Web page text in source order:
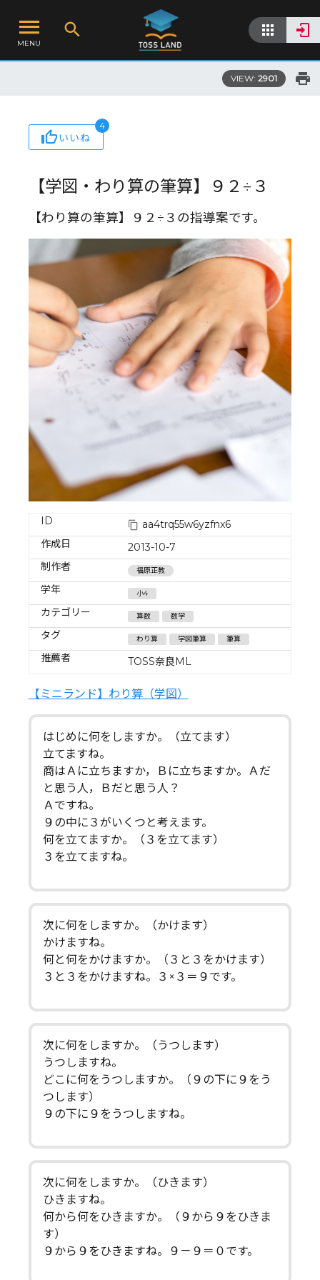
MENU
VIEW: 2901
いいね
4
【学図・わり算の筆算】９２÷３
【わり算の筆算】９２÷３の指導案です。
ID
aa4trq55w6yzfnx6
作成日
2013-10-7
制作者
福原正教
学年 小4
カテゴリー 算数 数学
タグ わり算 学図筆算 筆算
推薦者 TOSS奈良ML
【ミニランド】わり算（学図）
はじめに何をしますか。（立てます）
立てますね。
商はＡに立ちますか，Ｂに立ちますか。Ａだ
と思う人，Ｂだと思う人？
Ａですね。
９の中に３がいくつと考えます。
何を立てますか。（３を立てます）
３を立てますね。
次に何をしますか。（かけます）
かけますね。
何と何をかけますか。（３と３をかけます）
３と３をかけますね。３×３＝９です。
次に何をしますか。（うつします）
うつしますね。
どこに何をうつしますか。（９の下に９をう
つします）
９の下に９をうつしますね。
次に何をしますか。（ひきます）
ひきますね。
何から何をひきますか。（９から９をひきま
す）
９から９をひきますね。９－９＝０です。